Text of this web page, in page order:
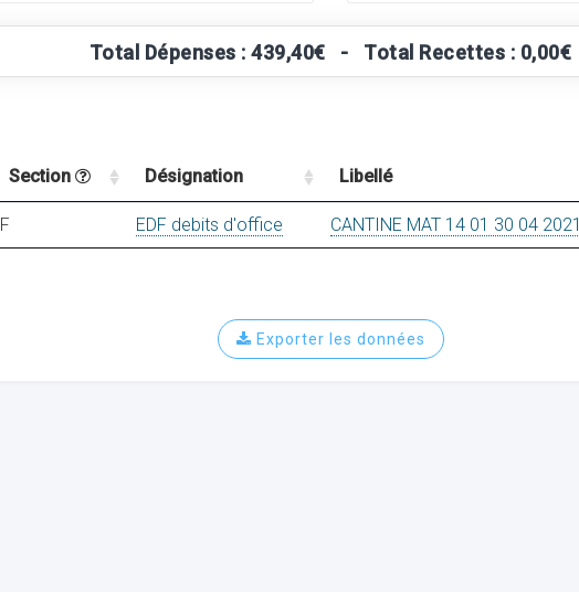
Total Dépenses : 439,40€ - Total Recettes : 0,00€
Section Désignation Libellé
F EDF debits d'office CANTINE MAT 14 01 30 04 2021
Exporter les données